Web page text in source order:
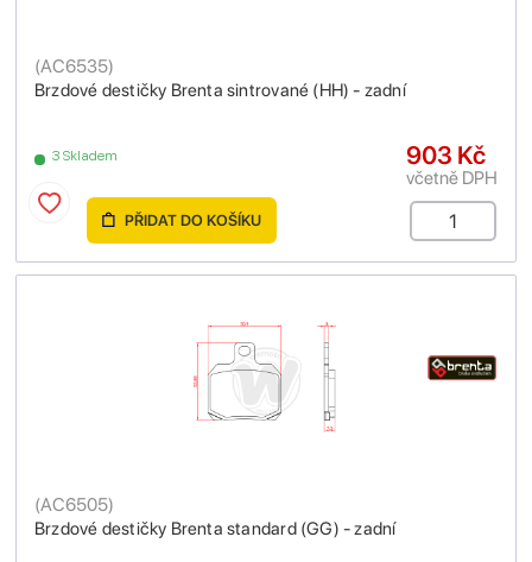
Brzdové destičky Brenta sintrované (HH) - zadní
(AC6535)
3 Skladem 903 Kč
včetně DPH
PŘIDAT DO KOŠÍKU
Brzdové destičky Brenta standard (GG) - zadní
(AC6505)